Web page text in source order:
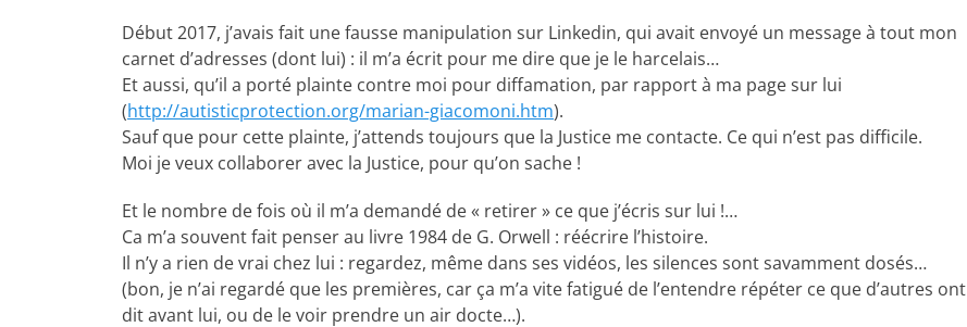
Début 2017, j’avais fait une fausse manipulation sur Linkedin, qui avait envoyé un message à tout mon
carnet d’adresses (dont lui) : il m’a écrit pour me dire que je le harcelais…
Et aussi, qu’il a porté plainte contre moi pour diffamation, par rapport à ma page sur lui
(http://autisticprotection.org/marian-giacomoni.htm).
Sauf que pour cette plainte, j’attends toujours que la Justice me contacte. Ce qui n’est pas difficile.
Moi je veux collaborer avec la Justice, pour qu’on sache !
Et le nombre de fois où il m’a demandé de « retirer » ce que j’écris sur lui !…
Ca m’a souvent fait penser au livre 1984 de G. Orwell : réécrire l’histoire.
Il n’y a rien de vrai chez lui : regardez, même dans ses vidéos, les silences sont savamment dosés…
(bon, je n’ai regardé que les premières, car ça m’a vite fatigué de l’entendre répéter ce que d’autres ont
dit avant lui, ou de le voir prendre un air docte…).